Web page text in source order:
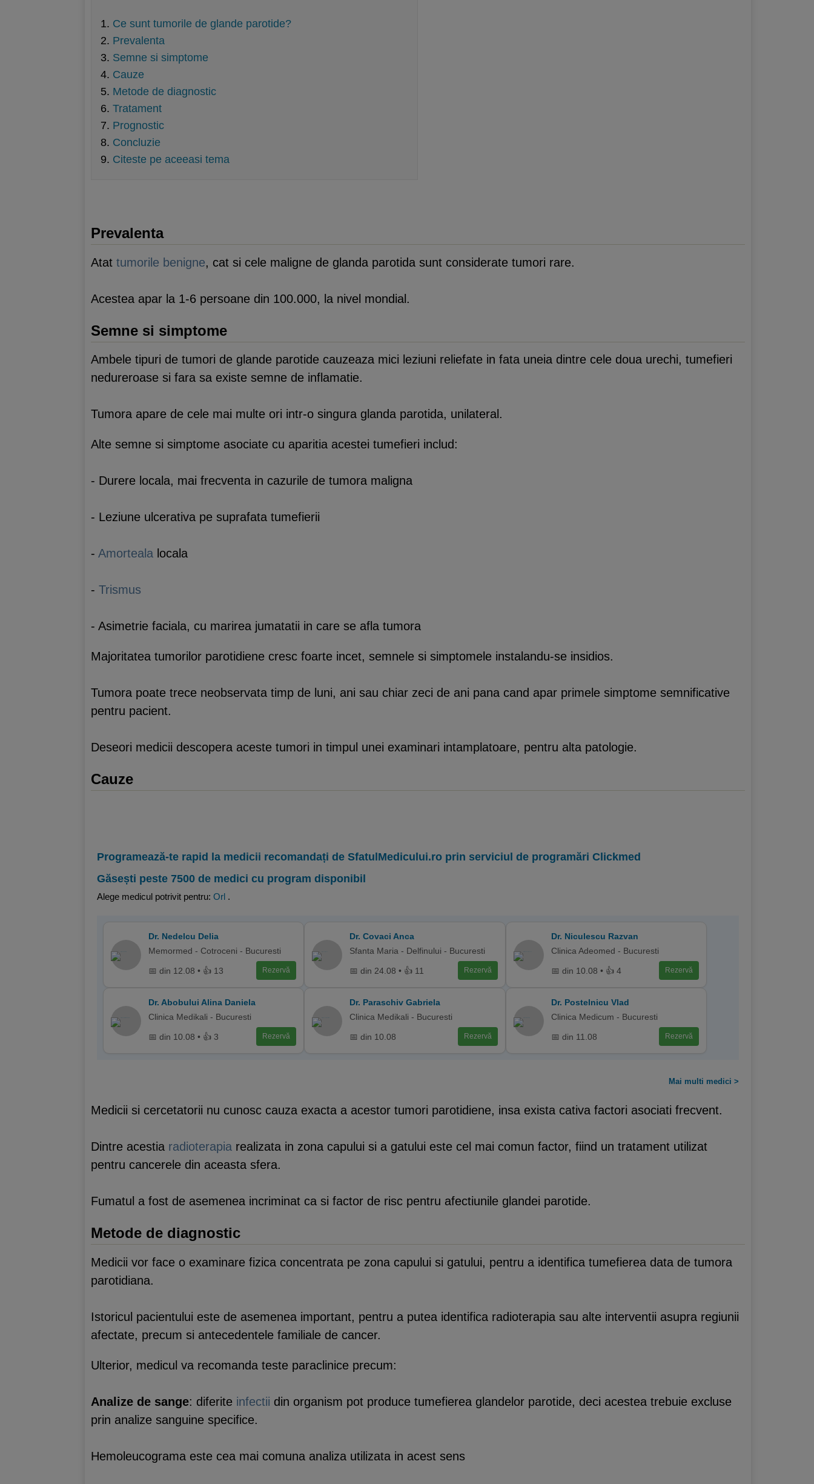
Ce sunt tumorile de glande parotide?
Prevalenta
Semne si simptome
Cauze
Metode de diagnostic
Tratament
Prognostic
Concluzie
Citeste pe aceeasi tema
Prevalenta
Atat tumorile benigne, cat si cele maligne de glanda parotida sunt considerate tumori rare.
Acestea apar la 1-6 persoane din 100.000, la nivel mondial.
Semne si simptome
Ambele tipuri de tumori de glande parotide cauzeaza mici leziuni reliefate in fata uneia dintre cele doua urechi, tumefieri
nedureroase si fara sa existe semne de inflamatie.
Tumora apare de cele mai multe ori intr-o singura glanda parotida, unilateral.
Alte semne si simptome asociate cu aparitia acestei tumefieri includ:
- Durere locala, mai frecventa in cazurile de tumora maligna
- Leziune ulcerativa pe suprafata tumefierii
- Amorteala locala
- Trismus
- Asimetrie faciala, cu marirea jumatatii in care se afla tumora
Majoritatea tumorilor parotidiene cresc foarte incet, semnele si simptomele instalandu-se insidios.
Tumora poate trece neobservata timp de luni, ani sau chiar zeci de ani pana cand apar primele simptome semnificative
pentru pacient.
Deseori medicii descopera aceste tumori in timpul unei examinari intamplatoare, pentru alta patologie.
Cauze
Programează-te rapid la medicii recomandați de SfatulMedicului.ro prin serviciul de programări Clickmed
Găsești peste 7500 de medici cu program disponibil
Alege medicul potrivit pentru: Orl .
Dr. Nedelcu Delia
Memormed - Cotroceni - Bucuresti
📅 din 12.08 • 👍 13 Rezervă
Dr. Covaci Anca
Sfanta Maria - Delfinului - Bucuresti
📅 din 24.08 • 👍 11 Rezervă
Dr. Niculescu Razvan
Clinica Adeomed - Bucuresti
📅 din 10.08 • 👍 4 Rezervă
Dr. Abobului Alina Daniela
Clinica Medikali - Bucuresti
📅 din 10.08 • 👍 3 Rezervă
Dr. Paraschiv Gabriela
Clinica Medikali - Bucuresti
📅 din 10.08 Rezervă
Dr. Postelnicu Vlad
Clinica Medicum - Bucuresti
📅 din 11.08 Rezervă
Mai multi medici >
Medicii si cercetatorii nu cunosc cauza exacta a acestor tumori parotidiene, insa exista cativa factori asociati frecvent.
Dintre acestia radioterapia realizata in zona capului si a gatului este cel mai comun factor, fiind un tratament utilizat
pentru cancerele din aceasta sfera.
Fumatul a fost de asemenea incriminat ca si factor de risc pentru afectiunile glandei parotide.
Metode de diagnostic
Medicii vor face o examinare fizica concentrata pe zona capului si gatului, pentru a identifica tumefierea data de tumora
parotidiana.
Istoricul pacientului este de asemenea important, pentru a putea identifica radioterapia sau alte interventii asupra regiunii
afectate, precum si antecedentele familiale de cancer.
Ulterior, medicul va recomanda teste paraclinice precum:
Analize de sange: diferite infectii din organism pot produce tumefierea glandelor parotide, deci acestea trebuie excluse
prin analize sanguine specifice.
Hemoleucograma este cea mai comuna analiza utilizata in acest sens